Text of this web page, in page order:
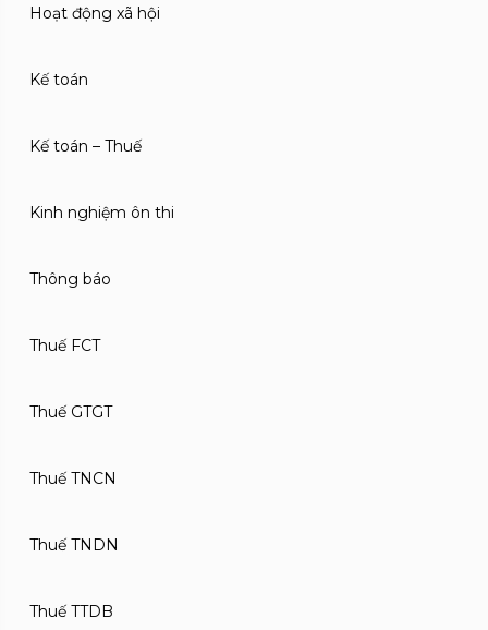
Hoạt động xã hội
Kế toán
Kế toán – Thuế
Kinh nghiệm ôn thi
Thông báo
Thuế FCT
Thuế GTGT
Thuế TNCN
Thuế TNDN
Thuế TTDB